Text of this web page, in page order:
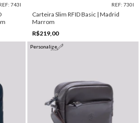
743I REF: 730I
Carteira Slim RFID Basic | Madrid
Marrom
R$219,00
Personalize